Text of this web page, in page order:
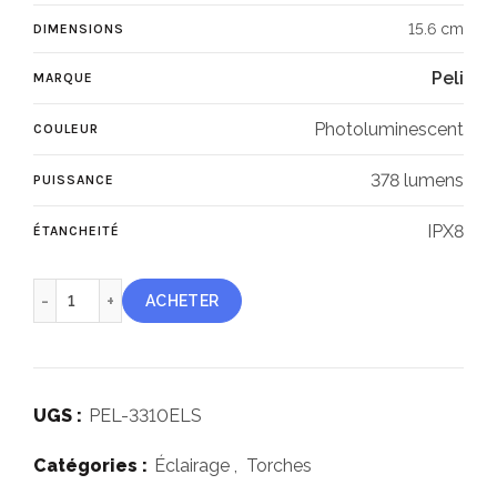
DIMENSIONS 15.6 cm
MARQUE Peli
COULEUR Photoluminescent
PUISSANCE 378 lumens
ÉTANCHEITÉ IPX8
quantité de Peli poste d’éclairage d’urgence 3310ELS
ACHETER
UGS : PEL-3310ELS
Catégories : Éclairage , Torches